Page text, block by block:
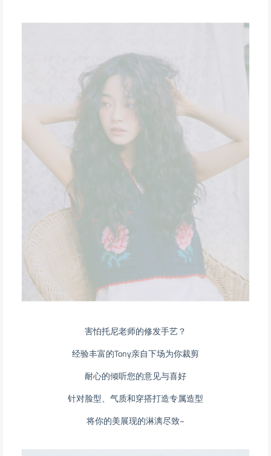
害怕托尼老师的修发手艺？
经验丰富的Tony亲自下场为你裁剪
耐心的倾听您的意见与喜好
针对脸型、气质和穿搭打造专属造型
将你的美展现的淋漓尽致~